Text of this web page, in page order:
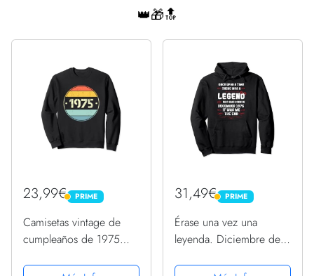
👑🎁🔝
23,99€ PRIME
PRIME
Camisetas vintage de
cumpleaños de 1975
camisetas de
31,49€ PRIME
PRIME
Érase una vez una
leyenda. Diciembre de
Sudadera con Capucha